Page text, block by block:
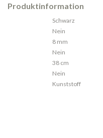
Produktinformation
Schwarz
Nein
8 mm
Nein
38 cm
Nein
Kunststoff